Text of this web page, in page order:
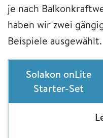
je nach
haben wir zwei
Beispiele ausgewählt.
Solakon onLite
Starter-Set